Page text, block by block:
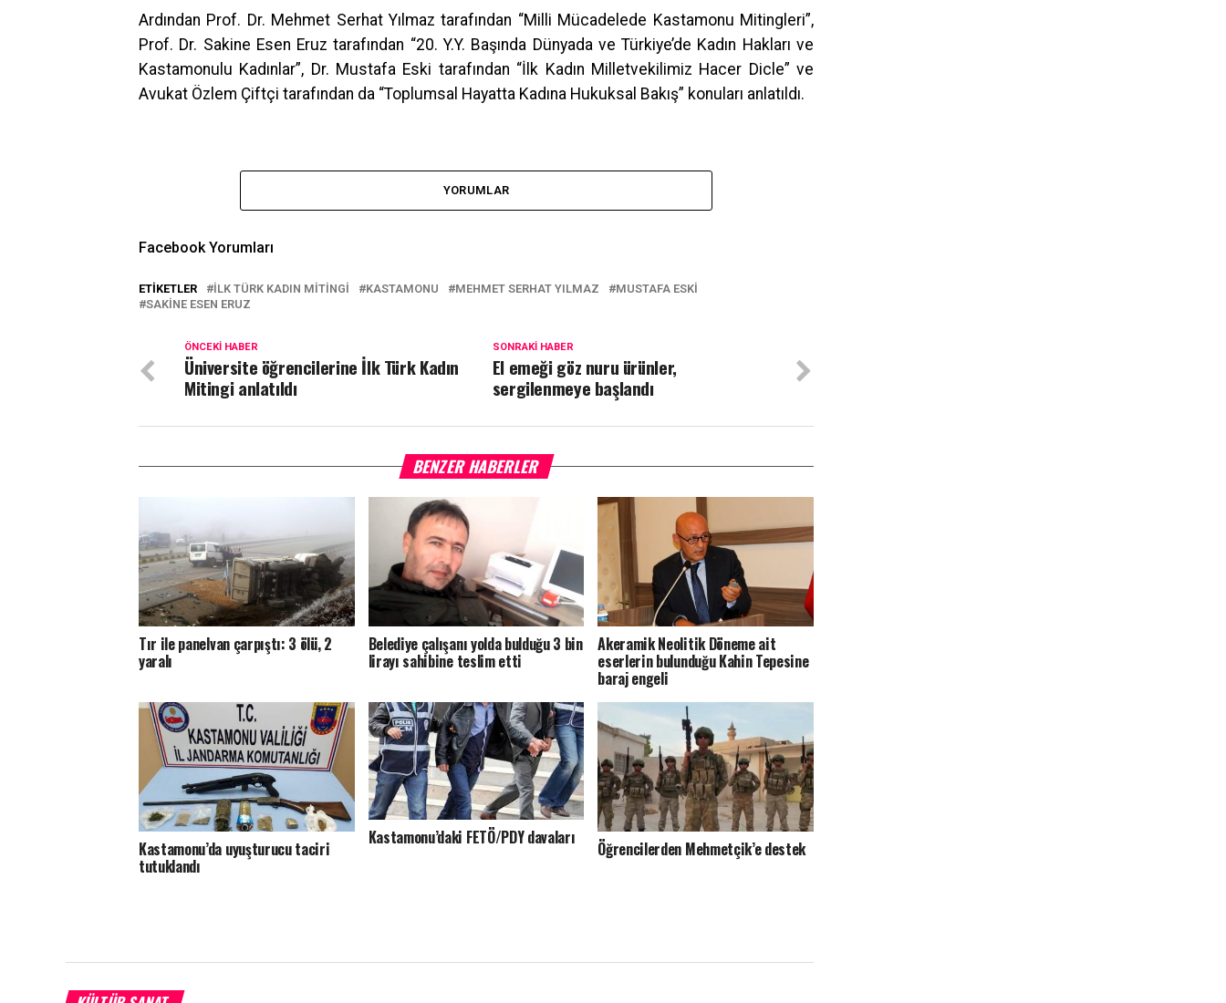
Ardından Prof. Dr. Mehmet Serhat Yılmaz tarafından “Milli Mücadelede Kastamonu Mitingleri”,
Prof. Dr. Sakine Esen Eruz tarafından “20. Y.Y. Başında Dünyada ve Türkiye’de Kadın Hakları ve
Kastamonulu Kadınlar”, Dr. Mustafa Eski tarafından “İlk Kadın Milletvekilimiz Hacer Dicle” ve
Avukat Özlem Çiftçi tarafından da “Toplumsal Hayatta Kadına Hukuksal Bakış” konuları anlatıldı.
YORUMLAR
Facebook Yorumları
ETIKETLER İLK TÜRK KADIN MITINGI KASTAMONU MEHMET SERHAT YILMAZ
MUSTAFA ESKI
SAKINE ESEN ERUZ
SONRAKI HABER
El emeği göz nuru ürünler,
sergilenmeye başlandı
ÖNCEKI HABER
Üniversite öğrencilerine İlk Türk Kadın
Mitingi anlatıldı
BENZER HABERLER
Tır ile panelvan çarpıştı: 3 ölü, 2
yaralı
Belediye çalışanı yolda bulduğu 3 bin
lirayı sahibine teslim etti
Akeramik Neolitik Döneme ait
eserlerin bulunduğu Kahin Tepesine
baraj engeli
Kastamonu’da uyuşturucu taciri
tutuklandı
Kastamonu’daki FETÖ/PDY davaları
Öğrencilerden Mehmetçik’e destek